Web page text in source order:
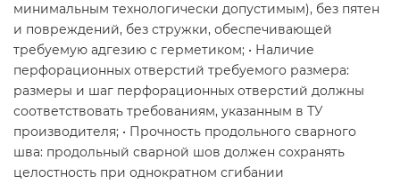
минимальным технологически допустимым), без пятен
и повреждений, без стружки, обеспечивающей
требуемую адгезию с герметиком; • Наличие
перфорационных отверстий требуемого размера:
размеры и шаг перфорационных отверстий должны
соответствовать требованиям, указанным в ТУ
производителя; • Прочность продольного сварного
шва: продольный сварной шов должен сохранять
целостность при однократном сгибании